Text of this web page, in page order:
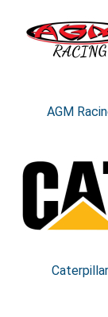
AGM
Caterpillar